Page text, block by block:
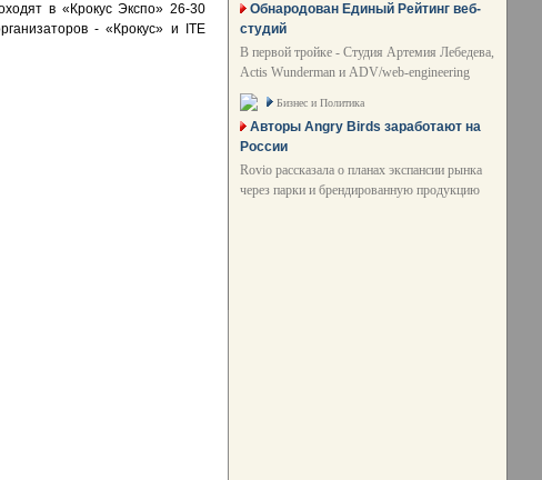
в «Крокус Экспо» 26-30
- «Крокус» и ITE
Обнародован Единый Рейтинг веб-
студий
В первой тройке - Студия Артемия Лебедева,
Actis Wunderman и ADV/web-engineering
Бизнес и Политика
Авторы Angry Birds заработают на
России
Rovio рассказала о планах экспансии рынка
через парки и брендированную продукцию